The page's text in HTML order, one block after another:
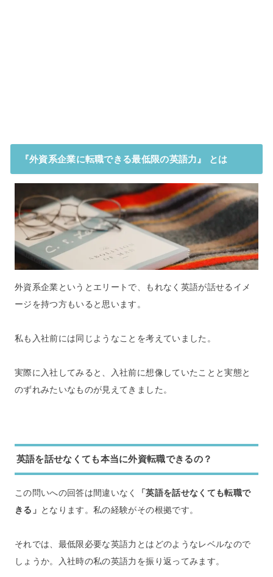
『外資系企業に転職できる最低限の英語力』 とは
外資系企業というとエリートで、もれなく英語が話せるイメ
ージを持つ方もいると思います。
私も入社前には同じようなことを考えていました。
実際に入社してみると、入社前に想像していたことと実態と
のずれみたいなものが見えてきました。
英語を話せなくても本当に外資転職できるの？
この問いへの回答は間違いなく
「英語を話せなくても転職で
きる」 となります。私の経験がその根拠です。
それでは、最低限必要な英語力とはどのようなレベルなので
しょうか。入社時の私の英語力を振り返ってみます。